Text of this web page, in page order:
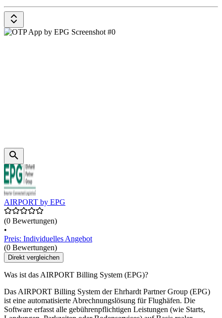
AIRPORT by EPG
(0 Bewertungen)
•
Preis: Individuelles Angebot
(0 Bewertungen)
Direkt vergleichen
Was ist das AIRPORT Billing System (EPG)?
Das AIRPORT Billing System der Ehrhardt Partner Group (EPG)
ist eine automatisierte Abrechnungslösung für Flughäfen. Die
Software erfasst alle gebührenpflichtigen Leistungen (wie Starts,